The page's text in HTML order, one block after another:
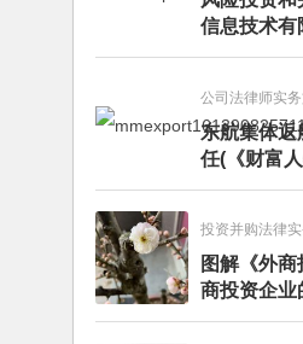
信息技术有
投资服务
公司法律师实
东航集体返
任(《财富
投资并购法律
图解《外
商投资企业